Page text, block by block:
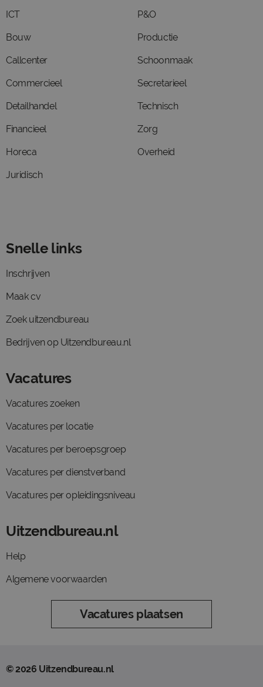
ICT
Bouw
Callcenter
Commercieel
Detailhandel
Financieel
Horeca
Juridisch
P&O
Productie
Schoonmaak
Secretarieel
Technisch
Zorg
Overheid
Snelle links
Inschrijven
Maak cv
Zoek uitzendbureau
Bedrijven op Uitzendbureau.nl
Vacatures
Vacatures zoeken
Vacatures per locatie
Vacatures per beroepsgroep
Vacatures per dienstverband
Vacatures per opleidingsniveau
Uitzendbureau.nl
Help
Algemene voorwaarden
Vacatures plaatsen
© 2026 Uitzendbureau.nl